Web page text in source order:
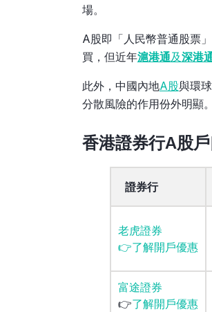
場。
A股即「人民幣普通股票
買，但近年滬港通及深港
此外，中國內地A股與環
分散風險的作用份外明顯。
香港證券行A股
證券行
老虎證券
👉了解開戶優惠
富途證券
👉了解開戶優惠